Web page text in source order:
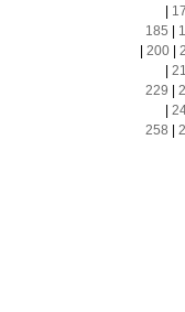
185
200|
229
258